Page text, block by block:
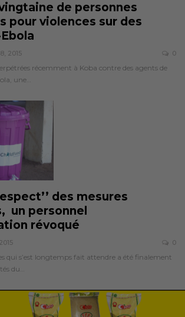
de personnes
pour violences sur des
2015 0
récemment à Koba contre des agents de
une…
des mesures
un personnel
révoqué
0
qui s’est longtemps fait attendre a été finalement
du…